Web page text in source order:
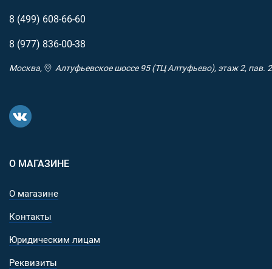
экстренных ситуациях.
повседневных задач;
премиальные материалы.
Вес - 35 г.
Тактическая ручка из титана RovyVon® C10 Titanium —
сочетание элегантности, функциональности и прочности,
8 (499) 608-66-60
8 (977) 836-00-38
Москва, Алтуфьевское шоссе 95 (ТЦ Алтуфьево), этаж 2, пав. 2
О МАГАЗИНЕ
О магазине
Контакты
Юридическим лицам
Реквизиты